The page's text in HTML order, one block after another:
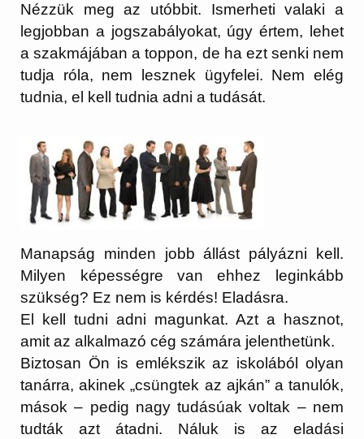
Nézzük meg az utóbbit. Ismerheti valaki a
legjobban a jogszabályokat, úgy értem, lehet
a szakmájában a toppon, de ha eztsenki nem
tudja róla, nem lesznek ügyfelei. Nem elég
tudnia, el kell tudnia adni a tudását.
Manapság minden jobb állást pályázni kell .
Milyen képességre van ehhez leginkább
szükség? Ez nem is kérdés! Eladásra.
El kell tudni adni magunkat. Azt a hasznot,
amit az alkalmazó cég számára jelenthetünk.
Biztosan Ön is emlékszik az iskolából olyan
tanárra, akinek „csüngtek az ajkán” a tanulók,
mások – pedig nagy tudásúak voltak – nem
tudták azt átadni. Náluk is az eladási